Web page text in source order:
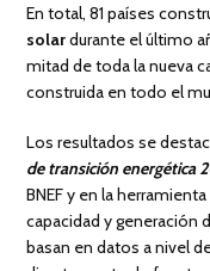
En total, 81 países
solardurante el último
mitad de toda la nueva
construida en todo el
Los resultados se
de transición energética
BNEF y en la
capacidad y generación
basan en datos a nivel